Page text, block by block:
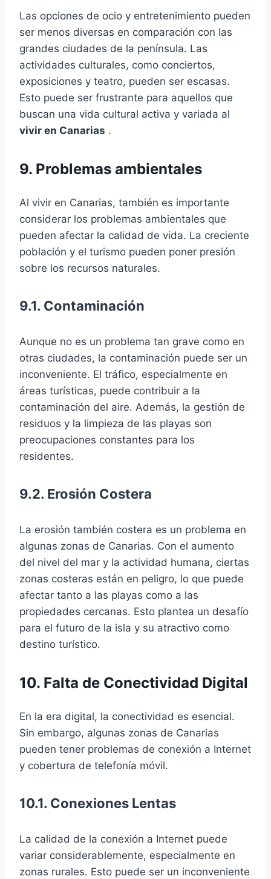
Las opciones de ocio y entretenimiento pueden
ser menos diversas en comparación con las
grandes ciudades de la península. Las
actividades culturales, como conciertos,
exposiciones y teatro, pueden ser escasas.
Esto puede ser frustrante para aquellos que
buscan una vida cultural activa y variada al
vivir en Canarias .
9. Problemas ambientales
Al vivir en Canarias, también es importante
considerar los problemas ambientales que
pueden afectar la calidad de vida. La creciente
población y el turismo pueden poner presión
sobre los recursos naturales.
9.1. Contaminación
Aunque no es un problema tan grave como en
otras ciudades, la contaminación puede ser un
inconveniente. El tráfico, especialmente en
áreas turísticas, puede contribuir a la
contaminación del aire. Además, la gestión de
residuos y la limpieza de las playas son
preocupaciones constantes para los
residentes.
9.2. Erosión Costera
La erosión también costera es un problema en
algunas zonas de Canarias. Con el aumento
del nivel del mar y la actividad humana, ciertas
zonas costeras están en peligro, lo que puede
afectar tanto a las playas como a las
propiedades cercanas. Esto plantea un desafío
para el futuro de la isla y su atractivo como
destino turístico.
10. Falta de Conectividad Digital
En la era digital, la conectividad es esencial.
Sin embargo, algunas zonas de Canarias
pueden tener problemas de conexión a Internet
y cobertura de telefonía móvil.
10.1. Conexiones Lentas
La calidad de la conexión a Internet puede
variar considerablemente, especialmente en
zonas rurales. Esto puede ser un inconveniente